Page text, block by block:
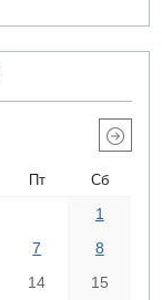
Пт Сб
1
7
8
14
15